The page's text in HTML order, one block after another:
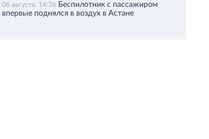
06 августа, 14:26 Беспилотник с пассажиром
впервые поднялся в воздух в Астане